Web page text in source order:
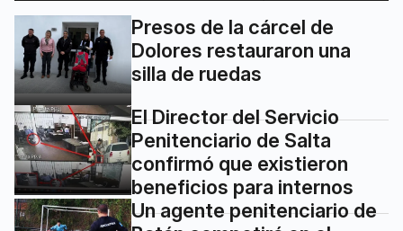
Presos de la cárcel de
Dolores restauraron una
silla de ruedas
El Director del Servicio
Penitenciario de Salta
confirmó que existieron
beneficios para internos
Un agente penitenciario de